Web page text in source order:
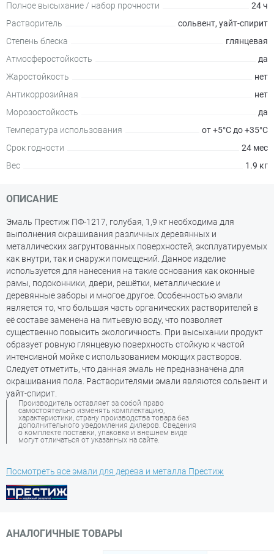
Полное высыхание / набор прочности
24 ч
Растворитель
сольвент, уайт-спирит
Степень блеска
глянцевая
Атмосферостойкость
да
Жаростойкость
нет
Антикоррозийная
нет
Морозостойкость
да
Температура использования
от +5°С до +35°С
Срок годности
24 мес
Вес
1.9 кг
ОПИСАНИЕ
Эмаль Престиж ПФ-1217, голубая, 1,9 кг необходима для
выполнения окрашивания различных деревянных и
металлических загрунтованных поверхностей, эксплуатируемых
как внутри, так и снаружи помещений. Данное изделие
используется для нанесения на такие основания как оконные
рамы, подоконники, двери, решётки, металлические и
деревянные заборы и многое другое. Особенностью эмали
является то, что большая часть органических растворителей в
её составе заменена на питьевую воду, что позволяет
существенно повысить экологичность. При высыхании продукт
образует ровную глянцевую поверхность стойкую к частой
интенсивной мойке с использованием моющих растворов.
Следует отметить, что данная эмаль не предназначена для
окрашивания пола. Растворителями эмали являются сольвент и
уайт-спирит.
Производитель оставляет за собой право
самостоятельно изменять комплектацию,
характеристики, страну производства товара без
дополнительного уведомления дилеров. Сведения
о комплекте поставки, упаковке и внешнем виде
могут отличаться от указанных на сайте.
Посмотреть все эмали для дерева и металла Престиж
АНАЛОГИЧНЫЕ ТОВАРЫ